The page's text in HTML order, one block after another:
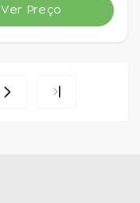
Ver Preço